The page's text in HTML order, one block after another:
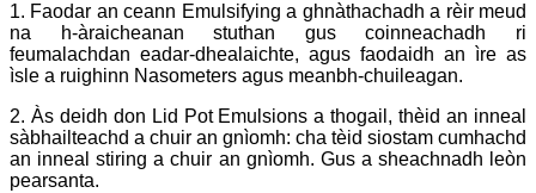
1. Faodar an ceann Emulsifying a ghnàthachadh a rèir meud
na h-àraicheanan stuthan gus coinneachadh ri
feumalachdan eadar-dhealaichte, agus faodaidh an ìre as
ìsle a ruighinn Nasometers agus meanbh-chuileagan.
2. Às deidh don Lid Pot Emulsions a thogail, thèid an inneal
sàbhailteachd a chuir an gnìomh: cha tèid siostam cumhachd
an inneal stiring a chuir an gnìomh. Gus a sheachnadh leòn
pearsanta.